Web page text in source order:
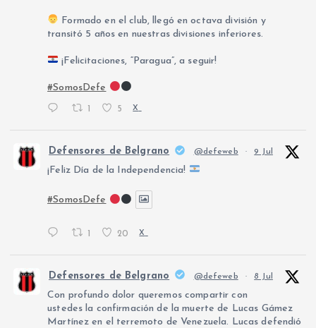
Formado en el club, llegó en octava división y
transitó 5 años en nuestras divisiones inferiores.
¡Felicitaciones, “Paragua”, a seguir!
#SomosDefe
5 X
Defensores de Belgrano @defeweb · 9 Jul
¡Feliz Día de la Independencia!
#SomosDefe
1 20 X
Defensores de Belgrano @defeweb · 8 Jul
Con profundo dolor queremos compartir con
ustedes la confirmación de la muerte de Lucas Gámez
Martínez en el terremoto de Venezuela. Lucas defendió